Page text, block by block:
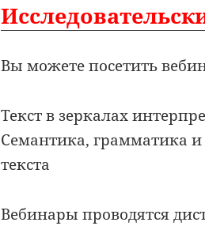
Вы можете посетить
Текст в зеркалах
Семантика, грамматика и
текста
Вебинары проводятся